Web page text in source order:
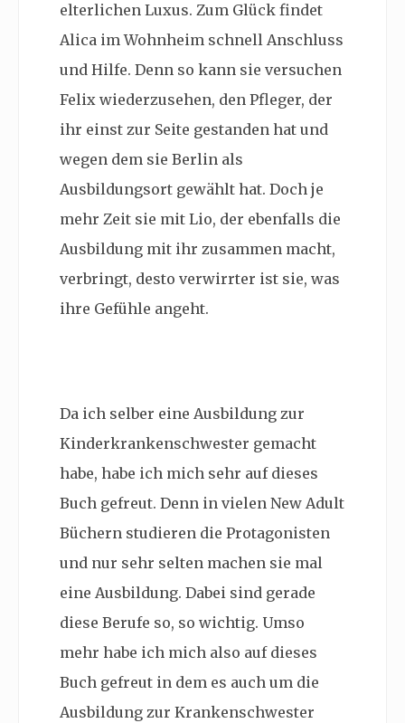
elterlichen Luxus. Zum Glück findet
Alica im Wohnheim schnell Anschluss
und Hilfe. Denn so kann sie versuchen
Felix wiederzusehen, den Pfleger, der
ihr einst zur Seite gestanden hat und
wegen dem sie Berlin als
Ausbildungsort gewählt hat. Doch je
mehr Zeit sie mit Lio, der ebenfalls die
Ausbildung mit ihr zusammen macht,
verbringt, desto verwirrter ist sie, was
ihre Gefühle angeht.
Da ich selber eine Ausbildung zur
Kinderkrankenschwester gemacht
habe, habe ich mich sehr auf dieses
Buch gefreut. Denn in vielen New Adult
Büchern studieren die Protagonisten
und nur sehr selten machen sie mal
eine Ausbildung. Dabei sind gerade
diese Berufe so, so wichtig. Umso
mehr habe ich mich also auf dieses
Buch gefreut in dem es auch um die
Ausbildung zur Krankenschwester